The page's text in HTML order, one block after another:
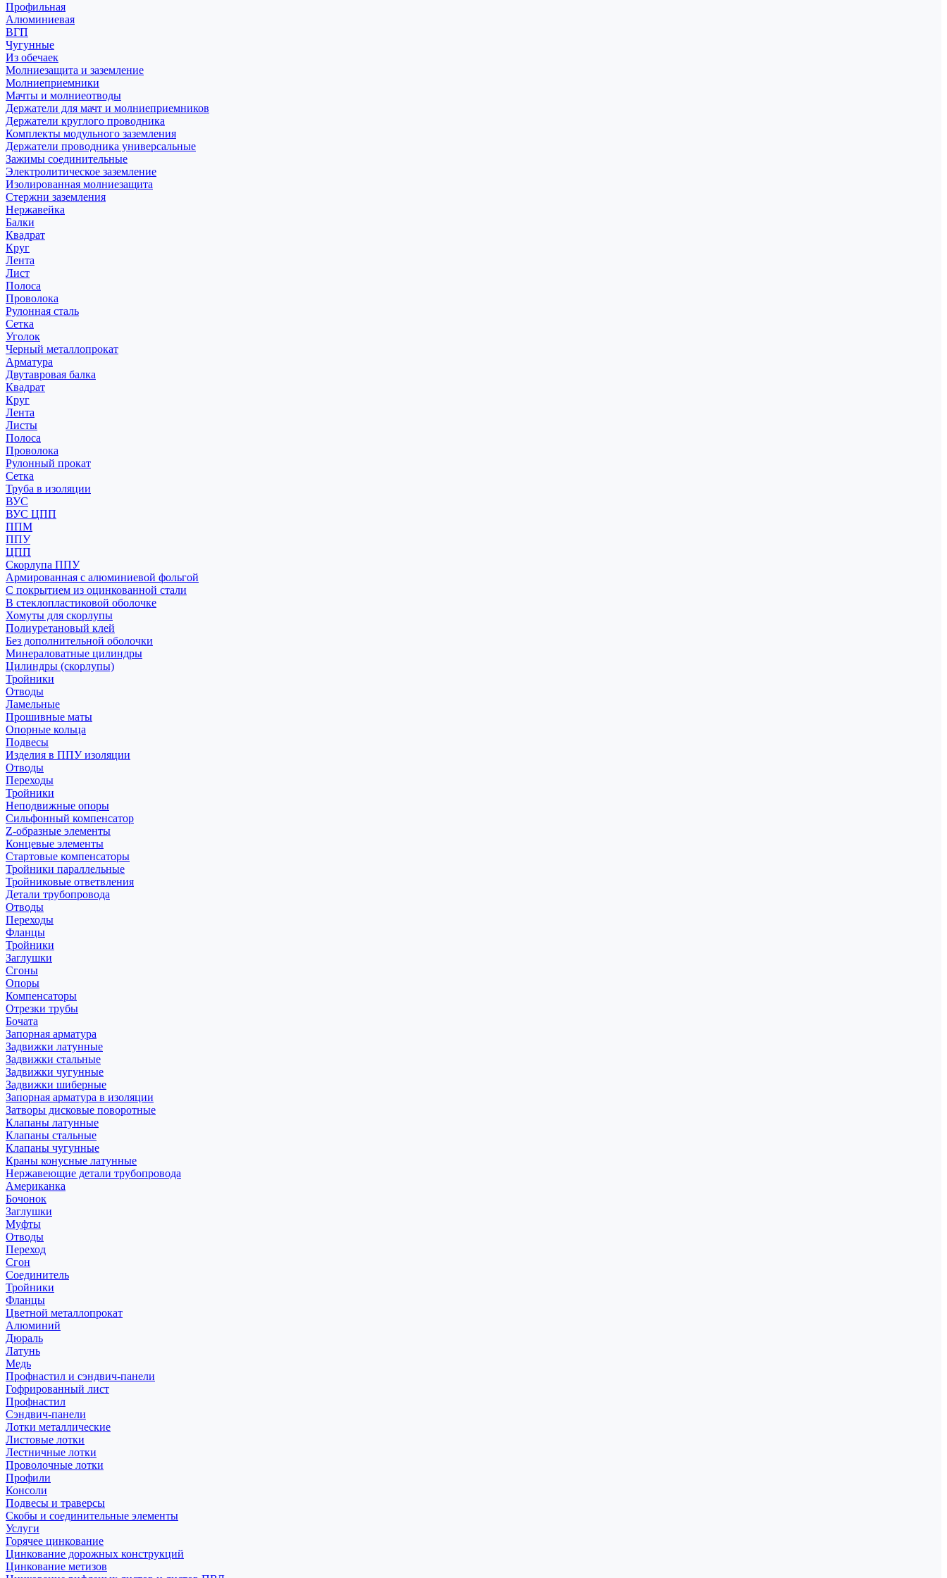
Профильная
Алюминиевая
ВГП
Чугунные
Из обечаек
Молниезащита и заземление
Молниеприемники
Мачты и молниеотводы
Держатели для мачт и молниеприемников
Держатели круглого проводника
Комплекты модульного заземления
Держатели проводника универсальные
Зажимы соединительные
Электролитическое заземление
Изолированная молниезащита
Стержни заземления
Нержавейка
Балки
Квадрат
Круг
Лента
Лист
Полоса
Проволока
Рулонная сталь
Сетка
Уголок
Черный металлопрокат
Арматура
Двутавровая балка
Квадрат
Круг
Лента
Листы
Полоса
Проволока
Рулонный прокат
Сетка
Труба в изоляции
ВУС
ВУС ЦПП
ППМ
ППУ
ЦПП
Скорлупа ППУ
Армированная с алюминиевой фольгой
С покрытием из оцинкованной стали
В стеклопластиковой оболочке
Хомуты для скорлупы
Полиуретановый клей
Без дополнительной оболочки
Минераловатные цилиндры
Цилиндры (скорлупы)
Тройники
Отводы
Ламельные
Прошивные маты
Опорные кольца
Подвесы
Изделия в ППУ изоляции
Отводы
Переходы
Тройники
Неподвижные опоры
Cильфонный компенсатор
Z-образные элементы
Концевые элементы
Стартовые компенсаторы
Тройники параллельные
Тройниковые ответвления
Детали трубопровода
Отводы
Переходы
Фланцы
Тройники
Заглушки
Сгоны
Опоры
Компенсаторы
Отрезки трубы
Бочата
Запорная арматура
Задвижки латунные
Задвижки стальные
Задвижки чугунные
Задвижки шиберные
Запорная арматура в изоляции
Затворы дисковые поворотные
Клапаны латунные
Клапаны стальные
Клапаны чугунные
Краны конусные латунные
Нержавеющие детали трубопровода
Американка
Бочонок
Заглушки
Муфты
Отводы
Переход
Сгон
Соединитель
Тройники
Фланцы
Цветной металлопрокат
Алюминий
Дюраль
Латунь
Медь
Профнастил и сэндвич-панели
Гофрированный лист
Профнастил
Сэндвич-панели
Лотки металлические
Листовые лотки
Лестничные лотки
Проволочные лотки
Профили
Консоли
Подвесы и траверсы
Скобы и соединительные элементы
Услуги
Горячее цинкование
Цинкование дорожных конструкций
Цинкование метизов